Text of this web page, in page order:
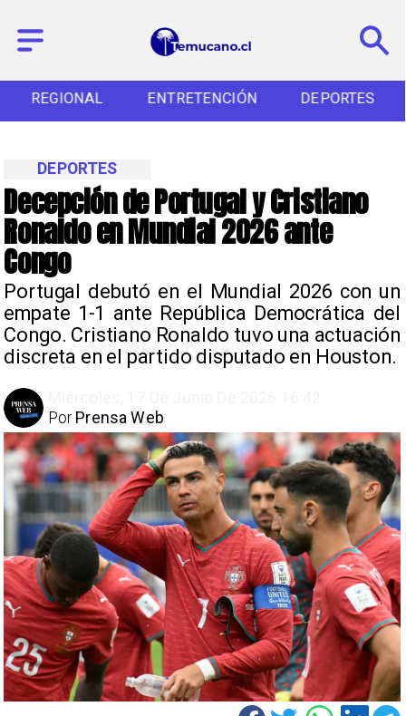
REGIONAL ENTRETENCIÓN DEPORTES
Decepción de Portugal y Cristiano
Ronaldo en Mundial 2026 ante
Congo
Portugal debutó en el Mundial 2026 con un
empate 1-1 ante República Democrática del
Congo. Cristiano Ronaldo tuvo una actuación
discreta en el partido disputado en Houston.
DEPORTES
Prensa Web
Por